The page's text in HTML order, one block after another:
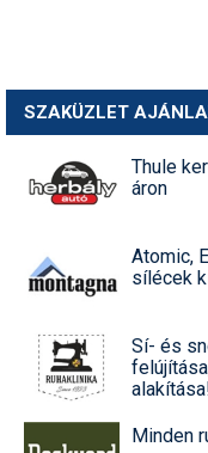
SZAKÜZLET
Thule
áron
Atomic,
sílécek
Sí- és
Minden